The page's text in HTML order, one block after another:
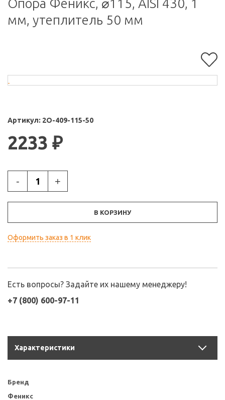
Опора Феникс, ⌀115, AISI 430, 1
мм, утеплитель 50 мм
Артикул: 2О-409-115-50
2233 ₽
- +
В КОРЗИНУ
Оформить заказ в 1 клик
Есть вопросы? Задайте их нашему менеджеру!
+7 (800) 600-97-11
Характеристики
Бренд
Феникс